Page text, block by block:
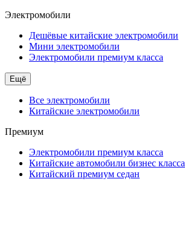
Электромобили
Дешёвые китайские электромобили
Мини электромобили
Электромобили премиум класса
Ещё
Все электромобили
Китайские электромобили
Премиум
Электромобили премиум класса
Китайские автомобили бизнес класса
Китайский премиум седан